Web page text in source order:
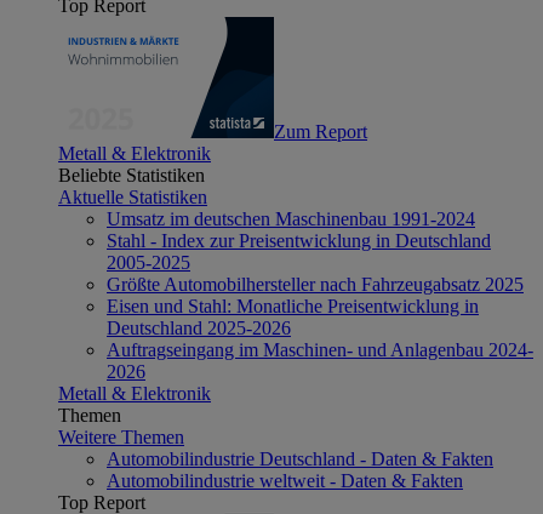
Top Report
Zum Report
Metall & Elektronik
Beliebte Statistiken
Aktuelle Statistiken
Umsatz im deutschen Maschinenbau 1991-2024
Stahl - Index zur Preisentwicklung in Deutschland
2005-2025
Größte Automobilhersteller nach Fahrzeugabsatz 2025
Eisen und Stahl: Monatliche Preisentwicklung in
Deutschland 2025-2026
Auftragseingang im Maschinen- und Anlagenbau 2024-
2026
Metall & Elektronik
Themen
Weitere Themen
Automobilindustrie Deutschland - Daten & Fakten
Automobilindustrie weltweit - Daten & Fakten
Top Report